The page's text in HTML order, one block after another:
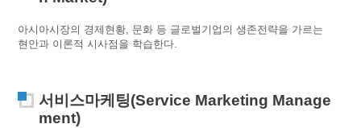
아시아시장의 경제현황, 문화 등 글로벌기업의 생존전략을 가르는
현안과 이론적 시사점을 학습한다.
서비스마케팅(Service Marketing Manage
ment)